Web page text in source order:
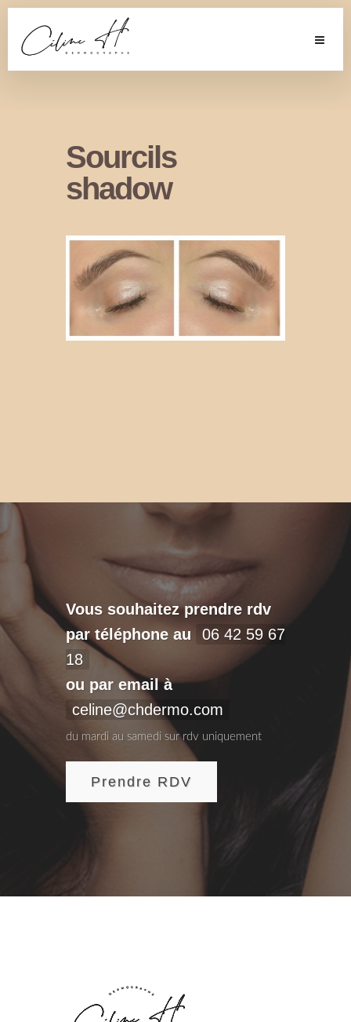
Sourcils
shadow
Vous souhaitez prendre rdv
par téléphone au
06 42 59 67
18
ou par email à
celine@chdermo.com
du mardi au samedi sur rdv uniquement
Prendre RDV